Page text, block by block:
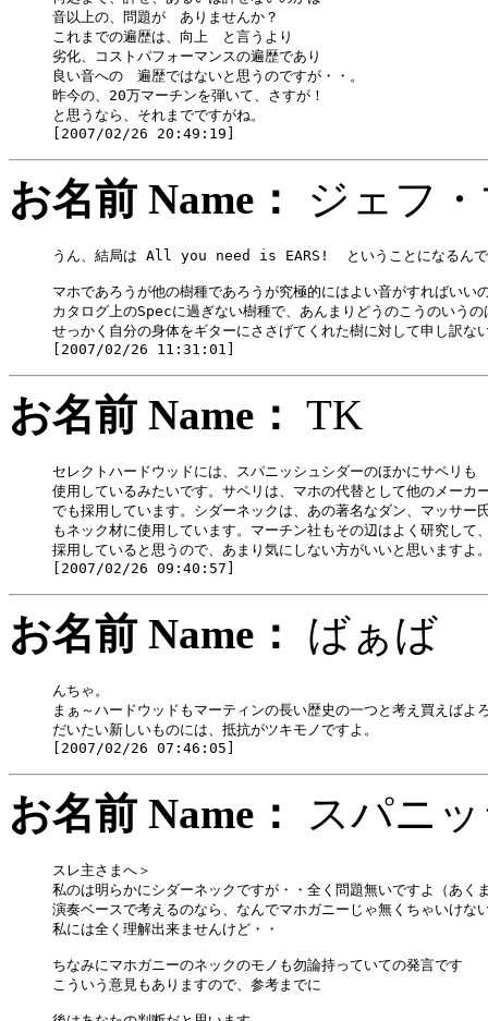
音以上の、問題が　ありませんか？
これまでの遍歴は、向上　と言うより
劣化、コストパフォーマンスの遍歴であり
良い音への　遍歴ではないと思うのですが・・。
昨今の、20万マーチンを弾いて、さすが！
と思うなら、それまでですがね。
お名前 Name： ジェフ
うん、結局は All you need is EARS!  ということになるんで
マホであろうが他の樹種であろうが究極的にはよい音がすればいい
カタログ上のSpecに過ぎない樹種で、あんまりどうのこうのいうの
せっかく自分の身体をギターにささげてくれた樹に対して申し訳な
お名前 Name： TK
セレクトハードウッドには、スパニッシュシダーのほかにサペリも
使用しているみたいです。サペリは、マホの代替として他のメーカ
でも採用しています。シダーネックは、あの著名なダン、マッサー
もネック材に使用しています。マーチン社もその辺はよく研究して
採用していると思うので、あまり気にしない方がいいと思いますよ
お名前 Name： ばぁ
んちゃ。
まぁ～ハードウッドもマーティンの長い歴史の一つと考え買えばよ
だいたい新しいものには、抵抗がツキモノですよ。
お名前 Name： スパニ
スレ主さまへ＞
私のは明らかにシダーネックですが・・全く問題無いですよ（あく
演奏ベースで考えるのなら、なんでマホガニーじゃ無くちゃいけな
私には全く理解出来ませんけど・・
ちなみにマホガニーのネックのモノも勿論持っていての発言です
こういう意見もありますので、参考までに